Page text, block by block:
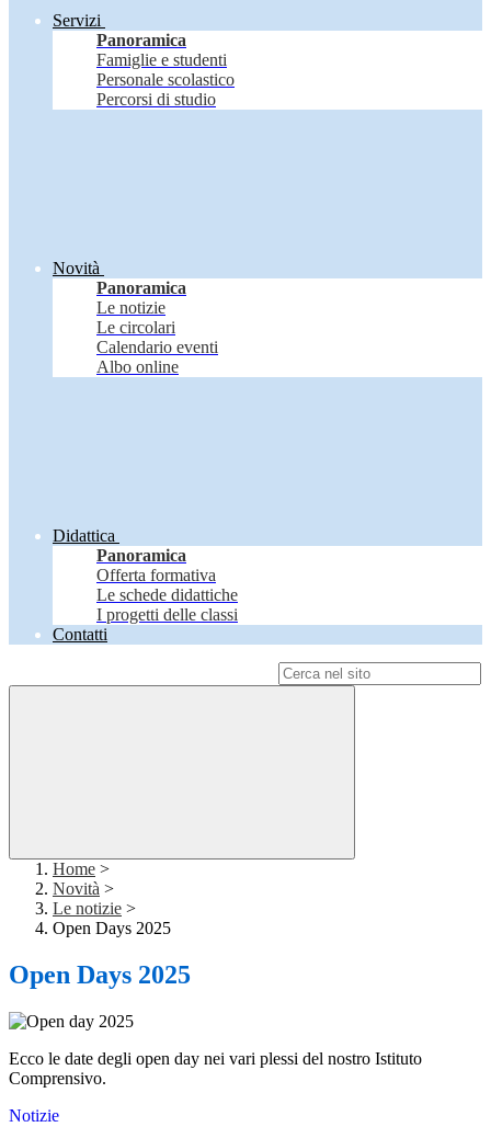
Servizi
Panoramica
Famiglie e studenti
Personale scolastico
Percorsi di studio
Novità
Panoramica
Le notizie
Le circolari
Calendario eventi
Albo online
Didattica
Panoramica
Offerta formativa
Le schede didattiche
I progetti delle classi
Contatti
Home >
Novità >
Le notizie >
Open Days 2025
Open Days 2025
Ecco le date degli open day nei vari plessi del nostro Istituto
Comprensivo.
Notizie